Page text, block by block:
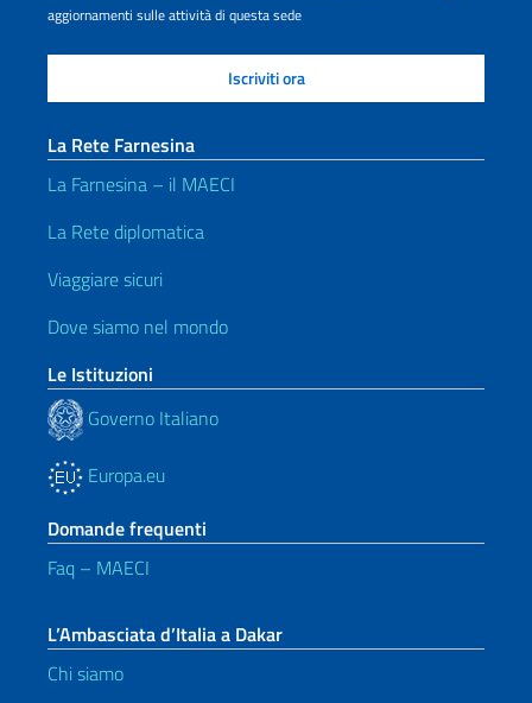
aggiornamenti sulle attività di questa sede
La Rete Farnesina
La Farnesina – il MAECI
La Rete diplomatica
Viaggiare sicuri
Dove siamo nel mondo
Le Istituzioni
Governo Italiano
Europa.eu
Domande frequenti
Faq – MAECI
L’Ambasciata d’Italia a Dakar
Chi siamo